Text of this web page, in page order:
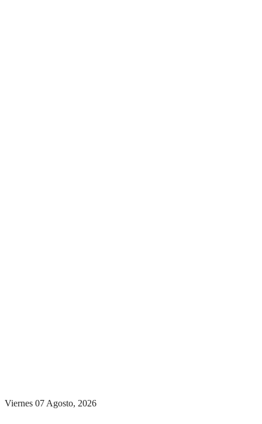
Viernes 07 Agosto, 2026